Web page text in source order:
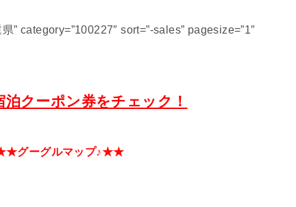
” category=”100227″ sort=”-sales” pagesize=”1″
泊クーポン券をチェック！
グーグルマップ♪★★